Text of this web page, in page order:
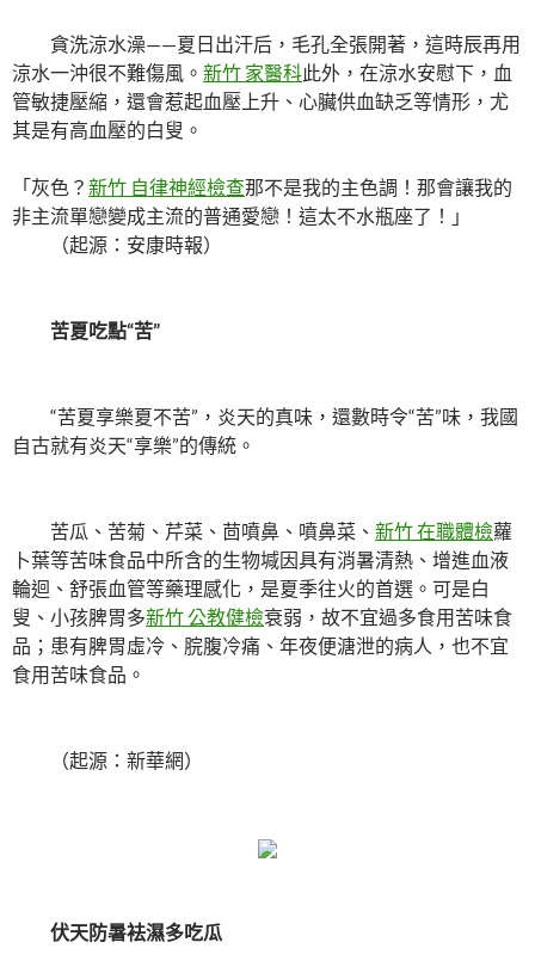
貪洗涼水澡——夏日出汗后，毛孔全張開著，這時辰再用
涼水一沖很不難傷風。 新竹 家醫科此外，在涼水安慰下，血
管敏捷壓縮，還會惹起血壓上升、心臟供血缺乏等情形，尤
其是有高血壓的白叟。
「灰色？ 新竹 自律神經檢查那不是我的主色調！那會讓我的
非主流單戀變成主流的普通愛戀！這太不水瓶座了！」
（起源：安康時報）
苦夏吃點“苦”
“苦夏享樂夏不苦”，炎天的真味，還數時令“苦”味，我國
自古就有炎天“享樂”的傳統。
苦瓜、苦菊、芹菜、茴噴鼻、噴鼻菜、 新竹 在職體檢蘿
卜葉等苦味食品中所含的生物堿因具有消暑清熱、增進血液
輪迴、舒張血管等藥理感化，是夏季往火的首選。可是白
叟、小孩脾胃多新竹 公教健檢衰弱，故不宜過多食用苦味食
品；患有脾胃虛冷、脘腹冷痛、年夜便溏泄的病人，也不宜
食用苦味食品。
（起源：新華網）
伏天防暑袪濕多吃瓜